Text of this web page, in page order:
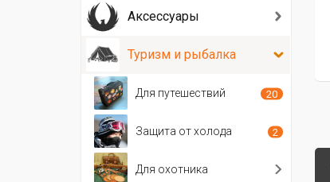
Аксессуары
Туризм и рыбалка
Для путешествий 20
Защита от холода 2
Для охотника